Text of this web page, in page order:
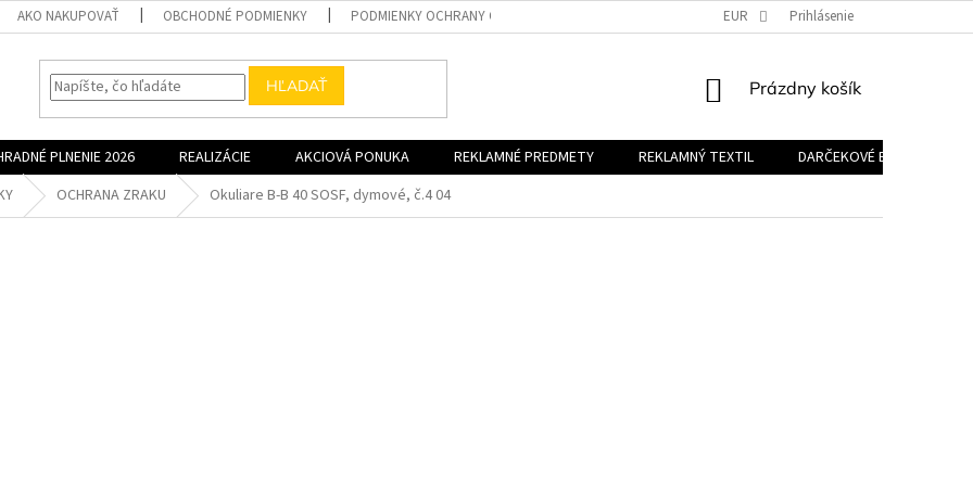
AKO NAKUPOVAŤ OBCHODNÉ PODMIENKY PODMIENKY OCHRANY OSOBNÝCH ÚDAJOV EUR Prihlásenie
HĽADAŤ
NÁKUPNÝ
Prázdny košík
PLNENIE 2026 REALIZÁCIE AKCIOVÁ PONUKA REKLAMNÉ PREDMETY REKLAMNÝ TEXTIL
DARČEKOVÉ BALÍČKY
OCHRANA ZRAKU Okuliare B-B 40 SOSF, dymové, č.4 04